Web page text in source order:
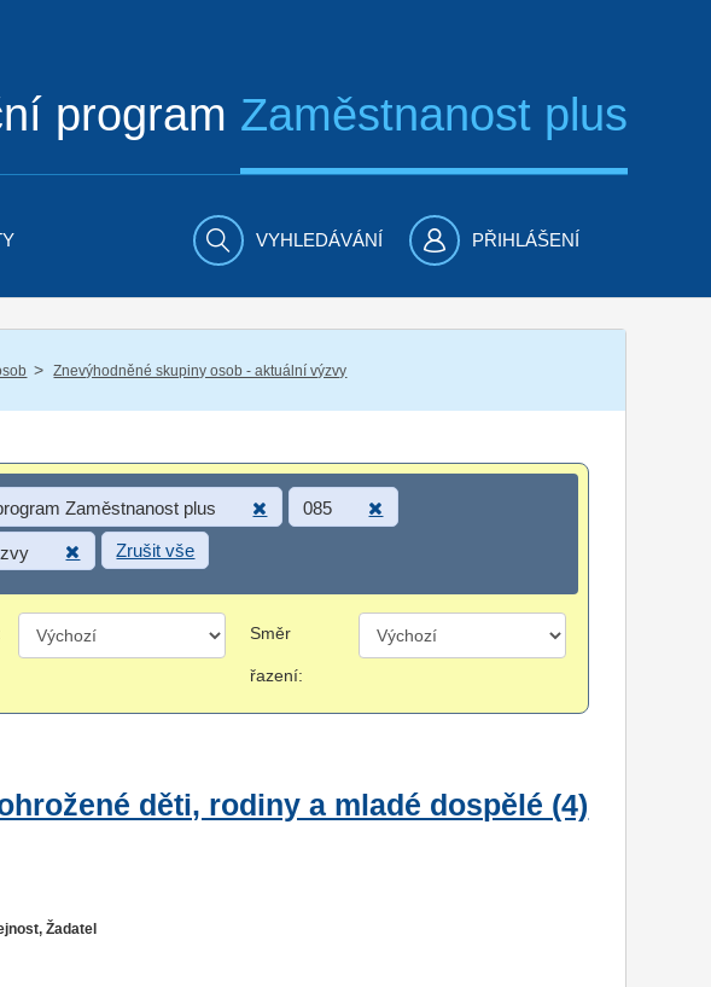
program Zaměstnanost plus
VYHLEDÁVÁNÍ PŘIHLÁŠENÍ
/ Znevýhodněné skupiny osob - aktuální výzvy
Zaměstnanost plus 085
Zrušit vše
Směr
řazení:
děti, rodiny a mladé dospělé (4)
Žadatel